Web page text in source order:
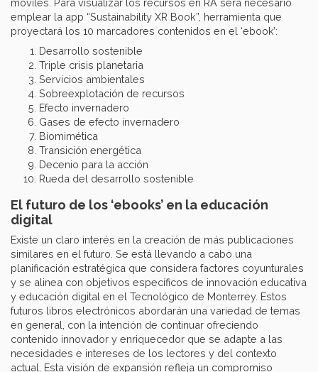
emplear la app “Sustainability XR Book”, herramienta que
proyectará los 10 marcadores contenidos en el ‘ebook’:
Desarrollo sostenible
Triple crisis planetaria
Servicios ambientales
Sobreexplotación de recursos
Efecto invernadero
Gases de efecto invernadero
Biomimética
Transición energética
Decenio para la acción
Rueda del desarrollo sostenible
El futuro de los ‘ebooks’ en la educación
digital
Existe un claro interés en la creación de más publicaciones
similares en el futuro. Se está llevando a cabo una
planificación estratégica que considera factores coyunturales
y se alinea con objetivos específicos de innovación educativa
y educación digital en el Tecnológico de Monterrey. Estos
futuros libros electrónicos abordarán una variedad de temas
en general, con la intención de continuar ofreciendo
contenido innovador y enriquecedor que se adapte a las
necesidades e intereses de los lectores y del contexto
actual. Esta visión de expansión refleja un compromiso